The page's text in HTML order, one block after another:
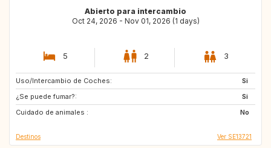
Abierto para intercambio
Oct 24, 2026 - Nov 01, 2026 (1 days)
5 2 3
Uso/Intercambio de Coches:
Si
¿Se puede fumar?:
Si
Cuidado de animales :
No
FR
IT
Destinos Ver SE13721